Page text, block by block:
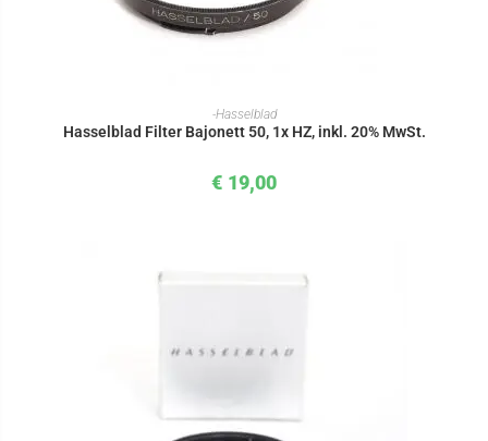
IN DEN WARENKORB
-Hasselblad
Hasselblad Filter Bajonett 50, 1x HZ, inkl. 20% MwSt.
€ 19,00